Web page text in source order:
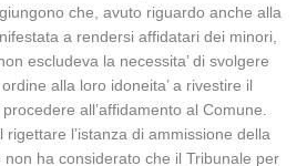
che, avuto riguardo anche alla
a rendersi affidatari dei minori,
escludeva la necessita’ di svolgere
alla loro idoneita’ a rivestire il
all’affidamento al Comune.
l’istanza di ammissione della
non ha considerato che il Tribunale per